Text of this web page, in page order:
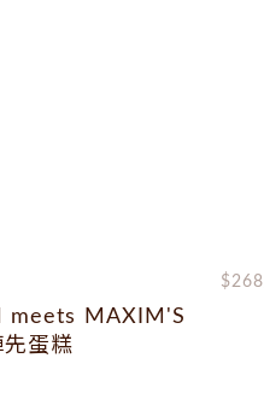
$268
meets MAXIM'S
先蛋糕